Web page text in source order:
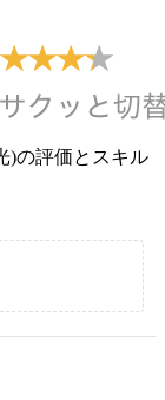
)の評価とスキル